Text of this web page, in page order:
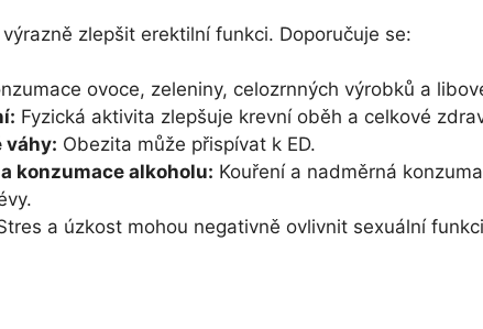
zlepšit erektilní funkci. Doporučuje se:
ovoce, zeleniny, celozrnných výrobků a
Fyzická aktivita zlepšuje krevní oběh a celkové
váhy: Obezita může přispívat k ED.
konzumace alkoholu: Kouření a nadměrná
a úzkost mohou negativně ovlivnit sexuální